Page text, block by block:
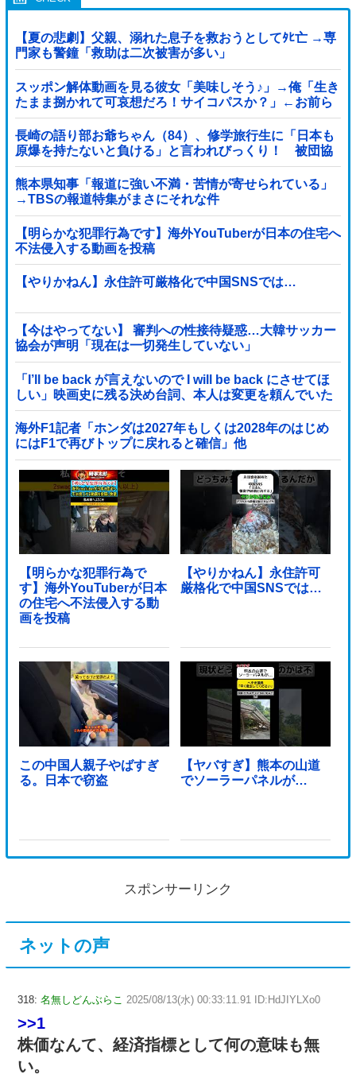
【夏の悲劇】父親、溺れた息子を救おうとしてﾀﾋ亡 →専
門家も警鐘「救助は二次被害が多い」
スッポン解体動画を見る彼女「美味しそう♪」→俺「生き
たまま捌かれて可哀想だろ！サイコパスか？」←お前ら
どっち？
長崎の語り部お爺ちゃん（84）、修学旅行生に「日本も
原爆を持たないと負ける」と言われびっくり！ 被団協
代表（85）も中学生に「核を持たないで日本...
熊本県知事「報道に強い不満・苦情が寄せられている」
→TBSの報道特集がまさにそれな件
【明らかな犯罪行為です】海外YouTuberが日本の住宅へ
不法侵入する動画を投稿
【やりかねん】永住許可厳格化で中国SNSでは…
【今はやってない】 審判への性接待疑惑…大韓サッカー
協会が声明「現在は一切発生していない」
「I’ll be back が言えないので I will be back にさせてほ
しい」映画史に残る決め台詞、本人は変更を頼んでいた
海外F1記者「ホンダは2027年もしくは2028年のはじめ
にはF1で再びトップに戻れると確信」他
【明らかな犯罪行為で
す】海外YouTuberが日本
の住宅へ不法侵入する動
画を投稿
【やりかねん】永住許可
厳格化で中国SNSでは…
この中国人親子やばすぎ
る。日本で窃盗
【ヤバすぎ】熊本の山道
でソーラーパネルが…
スポンサーリンク
ネットの声
318: 名無しどんぶらこ 2025/08/13(水) 00:33:11.91 ID:HdJIYLXo0
>>1
株価なんて、経済指標として何の意味も無
い。